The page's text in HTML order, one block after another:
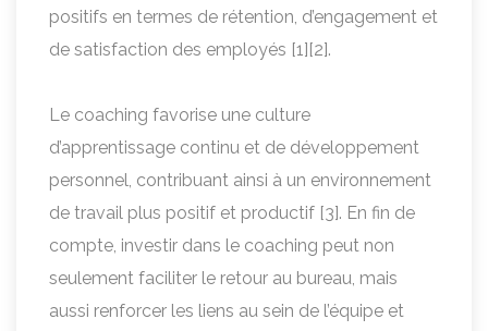
positifs en termes de rétention, d’engagement et
de satisfaction des employés [1][2].
Le coaching favorise une culture
d’apprentissage continu et de développement
personnel, contribuant ainsi à un environnement
de travail plus positif et productif [3]. En fin de
compte, investir dans le coaching peut non
seulement faciliter le retour au bureau, mais
aussi renforcer les liens au sein de l’équipe et